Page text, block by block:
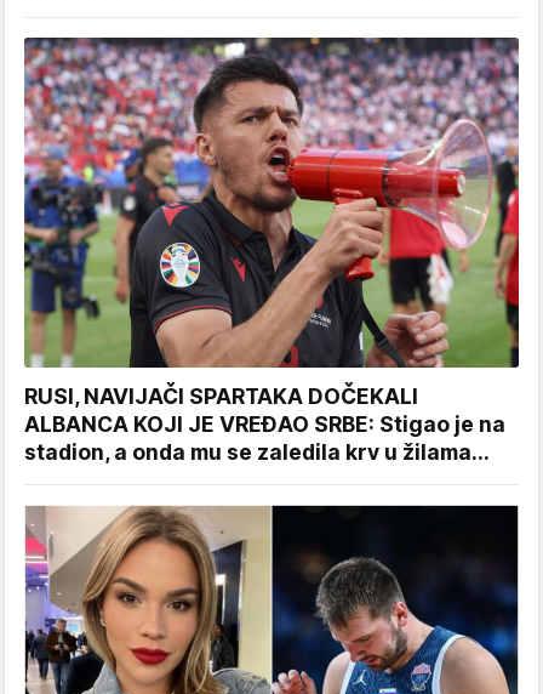
RUSI, NAVIJAČI SPARTAKA DOČEKALI
ALBANCA KOJI JE VREĐAO SRBE: Stigao je na
stadion, a onda mu se zaledila krv u žilama...